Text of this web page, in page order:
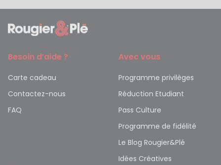
Besoin d’aide ?
Carte cadeau
Contactez-nous
FAQ
Avec vous
Programme privilèges
Réduction Etudiant
Pass Culture
Programme de fidélité
Le Blog Rougier&Plé
Idées Créatives